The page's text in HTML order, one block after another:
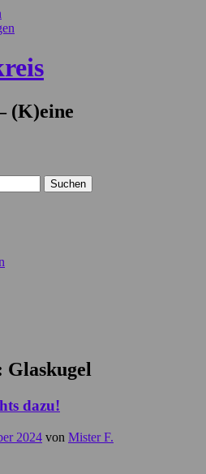
(K)eine
Glaskugel
dazu!
2024 von Mister F.